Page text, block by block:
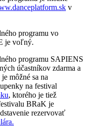
v
programu vo
je voľný.
programu SAPIENS
účastníkov zdarma a
môžné sa na
na festival
, ktorého je tiež
BRaK je
rezervovať